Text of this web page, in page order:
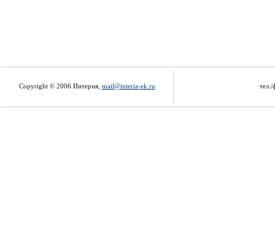
Copyright © 2006 Интерия, mail@interia-ek.ru